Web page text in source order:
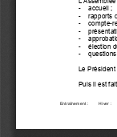
-
accueil
;
-
rapports
-
compte-
-
-
-
élection
-
Le
Puis il est
Entraînement : Hiver :